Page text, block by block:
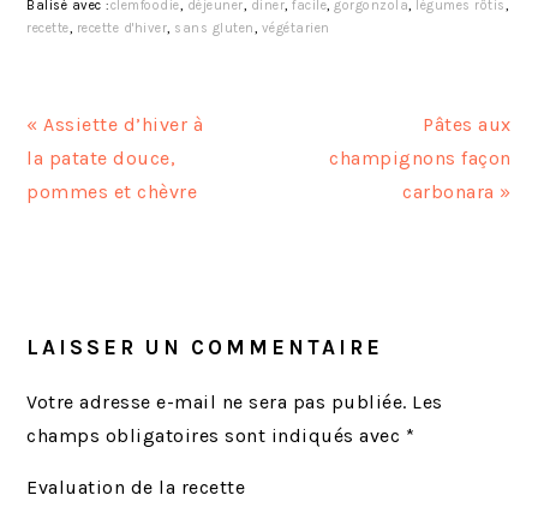
Balisé avec :clemfoodie, déjeuner, diner,facile,gorgonzola, légumes rôtis,
recette, recette d'hiver, sans gluten, végétarien
A
r
t
p
r
é
« Assiette d’hiver à
la patate douce,
pommes et chèvre
A
r
t
Pâtes aux
champignons façon
carbonara »
LECTEUR
LAISSER UN COMMENTAIRE
Votre adresse e-mail ne sera pas publiée. Les
champs obligatoires sont indiqués avec *
Evaluation de la recette